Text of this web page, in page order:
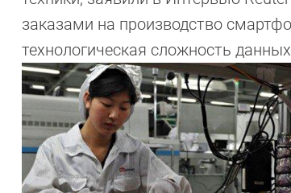
заказами на производство
технологическая сложность